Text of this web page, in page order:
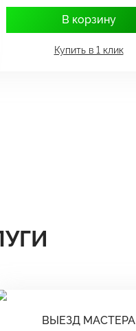
В корзину
Купить в 1 клик
ВЫЕЗД МАСТЕРА